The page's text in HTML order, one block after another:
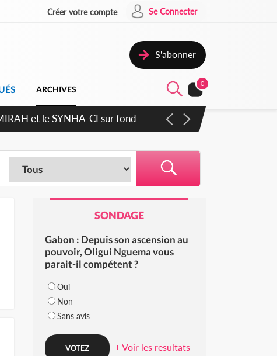
Créer votre compte Se Connecter
S'abonner
ARCHIVES
0
et le SYNHA-CI sur fond
SONDAGE
Gabon : Depuis son ascension au
pouvoir, Oligui Nguema vous
parait-il compétent ?
Oui
Non
Sans avis
+ Voir les resultats